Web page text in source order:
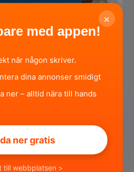
·för 3 månader sedan
×
med appen!
när någon skriver.
dina annonser smidigt
ner – alltid nära till hands
ner gratis
till webbplatsen >